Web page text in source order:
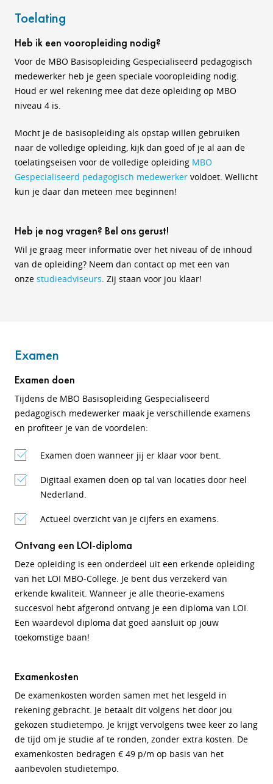
Toelating
Heb ik een vooropleiding nodig?
Voor de MBO Basisopleiding Gespecialiseerd pedagogisch
medewerker heb je geen speciale vooropleiding nodig.
Houd er wel rekening mee dat deze opleiding op MBO
niveau 4 is.
Mocht je de basisopleiding als opstap willen gebruiken
naar de volledige opleiding, kijk dan goed of je al aan de
toelatingseisen voor de volledige opleiding MBO
Gespecialiseerd pedagogisch medewerker voldoet. Wellicht
kun je daar dan meteen mee beginnen!
Heb je nog vragen? Bel ons gerust!
Wil je graag meer informatie over het niveau of de inhoud
van de opleiding? Neem dan contact op met een van
onze studieadviseurs. Zij staan voor jou klaar!
Examen
Examen doen
Tijdens de MBO Basisopleiding Gespecialiseerd
pedagogisch medewerker maak je verschillende examens
en profiteer je van de voordelen:
Examen doen wanneer jij er klaar voor bent.
Digitaal examen doen op tal van locaties door heel
Nederland.
Actueel overzicht van je cijfers en examens.
Ontvang een LOI-diploma
Deze opleiding is een onderdeel uit een erkende opleiding
van het LOI MBO-College. Je bent dus verzekerd van
erkende kwaliteit. Wanneer je alle theorie-examens
succesvol hebt afgerond ontvang je een diploma van LOI.
Een waardevol diploma dat goed aansluit op jouw
toekomstige baan!
Examenkosten
De examenkosten worden samen met het lesgeld in
rekening gebracht. Je betaalt dit volgens het door jou
gekozen studietempo. Je krijgt vervolgens twee keer zo lang
de tijd om je studie af te ronden, zonder extra kosten. De
examenkosten bedragen € 49 p/m op basis van het
aanbevolen studietempo.